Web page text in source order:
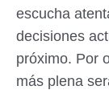
escucha
decisiones
próximo. Por
más plena